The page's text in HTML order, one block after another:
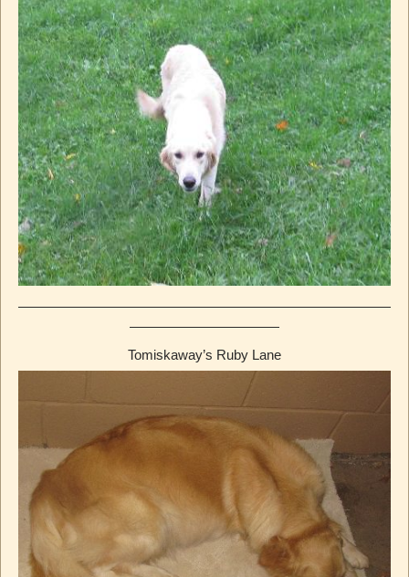
Tomiskaway’s Ruby Lane